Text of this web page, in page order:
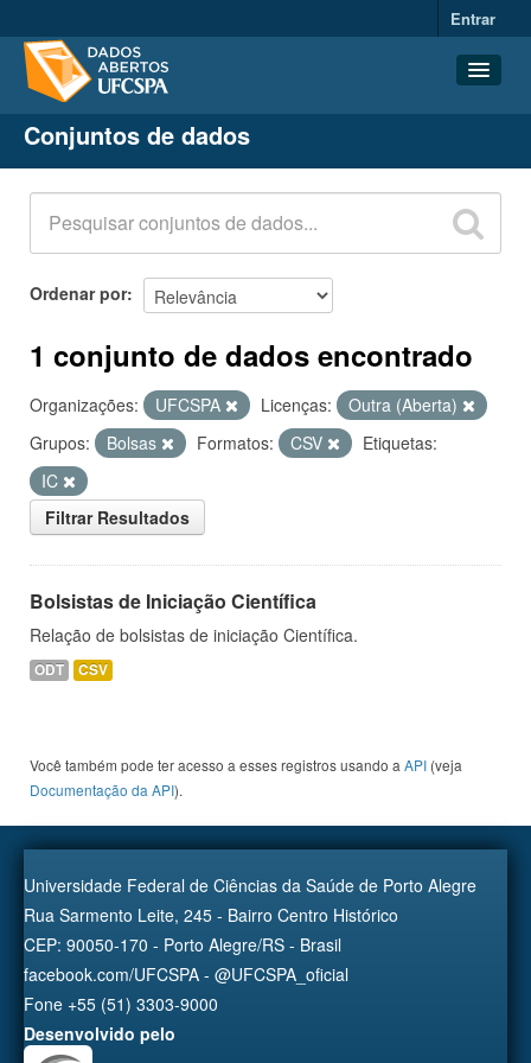
Entrar
Conjuntos de dados
Organizações
Grupos
Sobre
Conjuntos de dados
Ordenar por
1 conjunto de dados encontrado
Organizações: UFCSPA Licenças:
Outra (Aberta)
Grupos:
Bolsas Formatos: CSV
Etiquetas:
IC
Filtrar Resultados
Bolsistas de Iniciação Científica
Relação de bolsistas de iniciação Científica.
ODT CSV
Você também pode ter acesso a esses registros usando a API (veja
Documentação da API).
Universidade Federal de Ciências da Saúde de Porto Alegre
Rua Sarmento Leite, 245 - Bairro Centro Histórico
CEP: 90050-170 - Porto Alegre/RS - Brasil
facebook.com/UFCSPA - @UFCSPA_oficial
Fone +55 (51) 3303-9000
Desenvolvido pelo